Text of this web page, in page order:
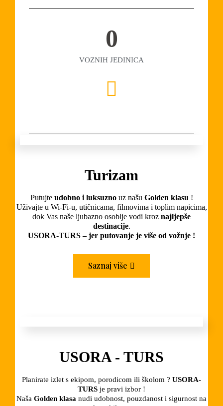
0
VOZNIH JEDINICA
Turizam
Putujte udobno i luksuznouz našu Golden klasu !
Uživajte u Wi-Fi-u, utičnicama, filmovima i toplim napicima,
dok Vas naše ljubazno osoblje vodi kroz najljepše
destinacije.
USORA-TURS – jer putovanje je više od vožnje !
Saznaj više
USORA - TURS
Planirate izlet s ekipom, porodicom ili školom ? USORA-
TURS je pravi izbor !
Naša Golden klasa nudi udobnost, pouzdanost i sigurnost na